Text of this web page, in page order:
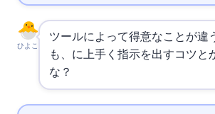
ひよこ
ツールによって得意なことが違
も、AIに上手く指示を出すコツと
な？